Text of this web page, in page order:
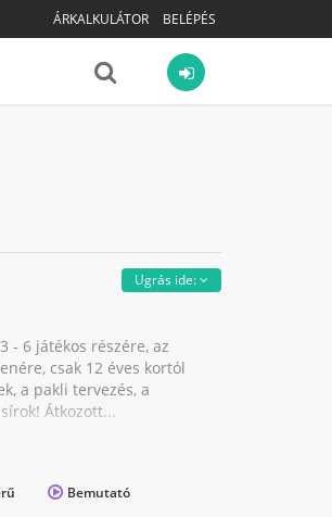
ÁRKALKULÁTOR BELÉPÉS
Ugrás ide:
- 6 játékos részére, az
csak 12 éves kortól
a pakli tervezés, a
Átkozott...
Bemutató